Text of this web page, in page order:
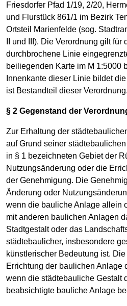
Friesdorfer Pfad 1/19, 2/20,
und Flurstück 861/1 im Bezirk
Ortsteil Marienfelde (sog.
II und III). Die Verordnung gilt für
durchbrochene Linie
beiliegenden Karte im M 1:5000
Innenkante dieser Linie bildet
ist Bestandteil dieser Verordnung.
§ 2 Gegenstand der
Zur Erhaltung der
auf Grund seiner
in § 1 bezeichneten Gebiet der
Nutzungsänderung oder die
der Genehmigung. Die
Änderung oder
wenn die bauliche Anlage allein
mit anderen baulichen Anlagen
Stadtgestalt oder das
städtebaulicher, insbesondere
künstlerischer Bedeutung ist.
Errichtung der baulichen Anlage
wenn die städtebauliche Gestalt
beabsichtigte bauliche Anlage